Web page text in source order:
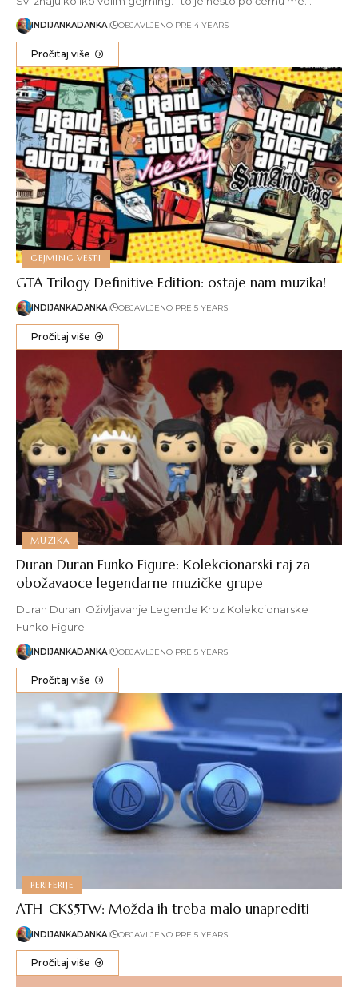
INDIJANKADANKA OBJAVLJENO PRE 4 YEARS
Pročitaj više
GEJMING VESTI
GTA Trilogy Definitive Edition: ostaje nam muzika!
INDIJANKADANKA OBJAVLJENO PRE 5 YEARS
Pročitaj više
MUZIKA
Duran Duran Funko Figure: Kolekcionarski raj za
obožavaoce legendarne muzičke grupe
Duran Duran: Oživljavanje Legende Kroz Kolekcionarske
Funko Figure
INDIJANKADANKA OBJAVLJENO PRE 5 YEARS
Pročitaj više
PERIFERIJE
ATH-CKS5TW: Možda ih treba malo unaprediti
INDIJANKADANKA OBJAVLJENO PRE 5 YEARS
Pročitaj više